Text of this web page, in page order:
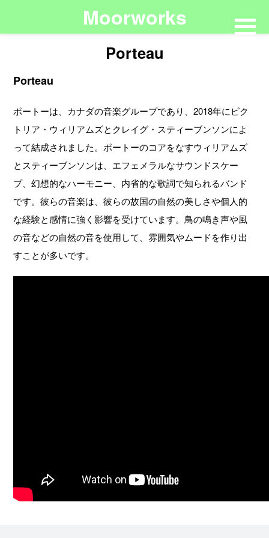
Moorworks
Porteau
Porteau
ポートーは、カナダの音楽グループであり、2018年にビク
トリア・ウィリアムズとクレイグ・スティーブンソンによ
って結成されました。ポートーのコアをなすウィリアムズ
とスティーブンソンは、エフェメラルなサウンドスケー
プ、幻想的なハーモニー、内省的な歌詞で知られるバンド
です。彼らの音楽は、彼らの故国の自然の美しさや個人的
な経験と感情に強く影響を受けています。鳥の鳴き声や風
の音などの自然の音を使用して、雰囲気やムードを作り出
すことが多いです。